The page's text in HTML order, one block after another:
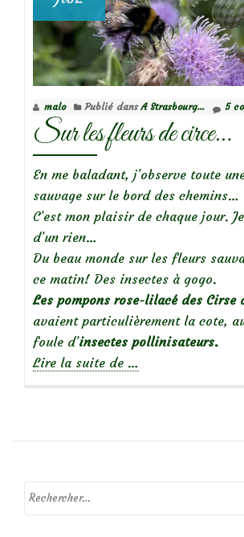
malo Publié dansA Strasbourg... 5
Sur les fleurs de circe…
En me baladant, j’observe toute
sauvage sur le bord des chemins…
C’est mon plaisir de chaque jour.
d’un rien…
Du beau monde sur les fleurs
ce matin! Des insectes à gogo.
Les pompons rose-lilacé des Cirse
avaient particulièrement la cote,
foule d’insectes pollinisateurs.
Lire la suite de
fleurs
circe…
…